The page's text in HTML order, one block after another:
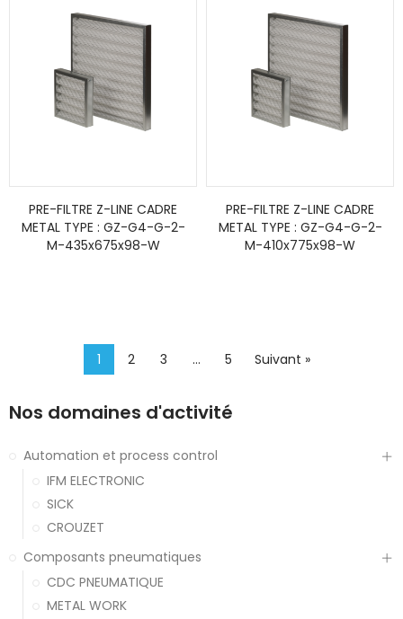
PRE-FILTRE Z-LINE CADRE
METAL TYPE : GZ-G4-G-2-
M-435x675x98-W
PRE-FILTRE Z-LINE CADRE
METAL TYPE : GZ-G4-G-2-
M-410x775x98-W
1 2 3 … 5 Suivant »
Nos domaines d'activité
Automation et process control
IFM ELECTRONIC
SICK
CROUZET
Composants pneumatiques
CDC PNEUMATIQUE
METAL WORK